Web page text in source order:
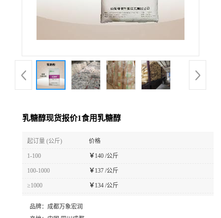
乳糖醇现货报价1食用乳糖醇
起订量 (公斤) 价格
1-100 ￥ 140 /公斤
100-1000 ￥ 137 /公斤
≥1000 ￥ 134 /公斤
品牌： 成都万象宏润